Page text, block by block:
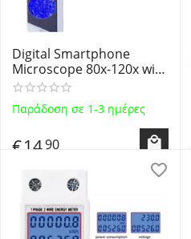
Digital Smartphone
Microscope 80x-120x with
LED Light BU-120M OEM -
Ψηφιακό Μικροσκόπιο με
κλιπ προσαρμογής σε
Παράδοση σε 1-3 ημέρες
€1490